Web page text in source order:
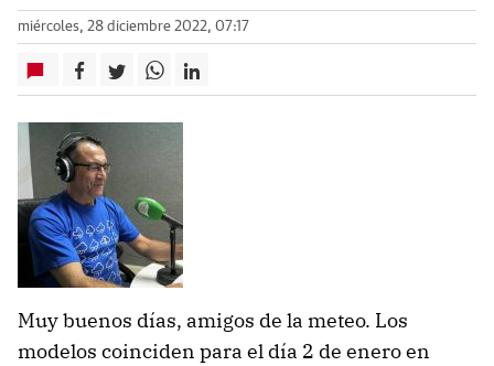
miércoles, 28 diciembre 2022, 07:17
Muy buenos días, amigos de la meteo. Los
modelos coinciden para el día 2 de enero en